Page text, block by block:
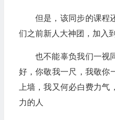
但是，该同步的课程
们之前新人大神团，加入
也不能辜负我们一视
好，你敬我一尺，我敬你
上墙，我又何必白费力
力的人